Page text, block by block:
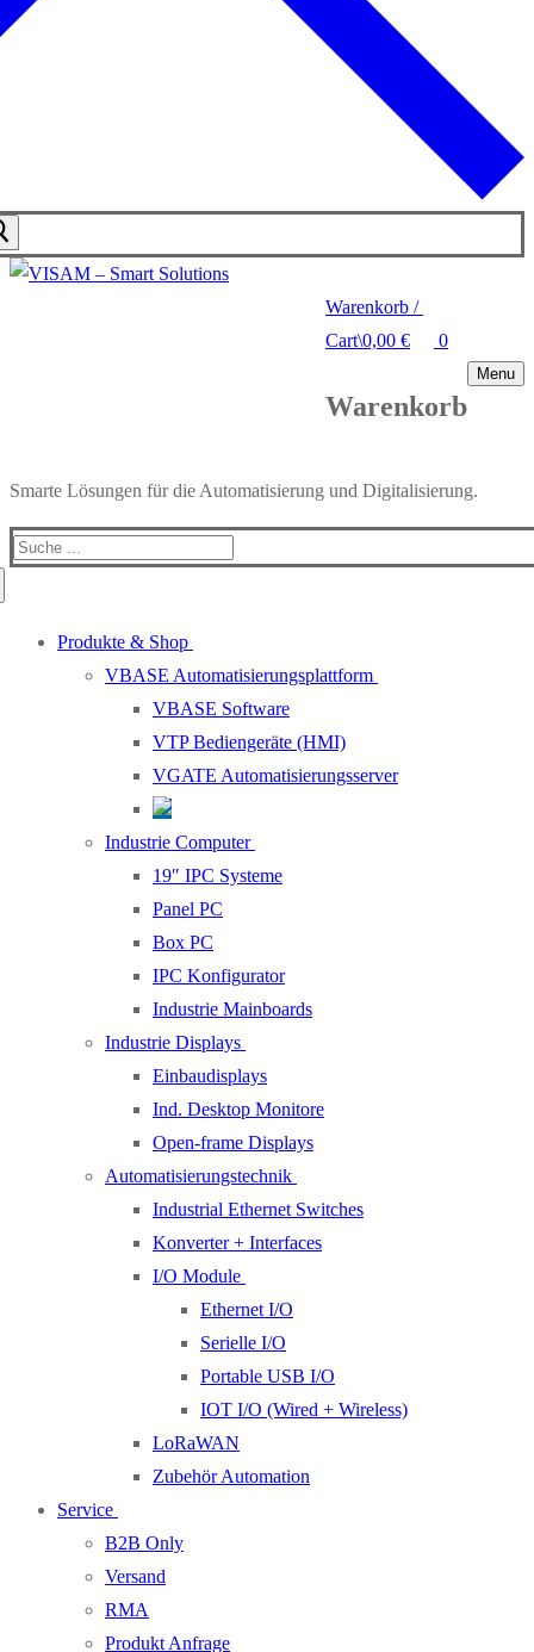
Warenkorb /
Cart\0,00 € 0
Warenkorb
Menu
Smarte Lösungen für die Automatisierung und Digitalisierung.
Search
Produkte & Shop
VBASE Automatisierungsplattform
VBASE Software
VTP Bediengeräte (HMI)
VGATE Automatisierungsserver
Industrie Computer
19″ IPC Systeme
Panel PC
Box PC
IPC Konfigurator
Industrie Mainboards
Industrie Displays
Einbaudisplays
Ind. Desktop Monitore
Open-frame Displays
Automatisierungstechnik
Industrial Ethernet Switches
Konverter + Interfaces
I/O Module
Ethernet I/O
Serielle I/O
Portable USB I/O
IOT I/O (Wired + Wireless)
LoRaWAN
Zubehör Automation
Service
B2B Only
Versand
RMA
Produkt Anfrage